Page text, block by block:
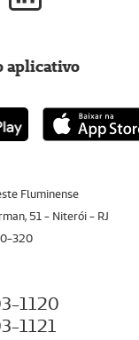
Fluminense
51 - Niterói - RJ
320
1120
1121
aplicativo